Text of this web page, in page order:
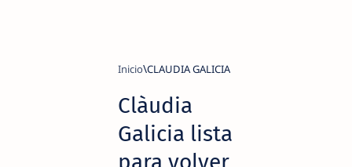
Inicio CLAUDIA GALICIA
Clàudia
Galicia lista